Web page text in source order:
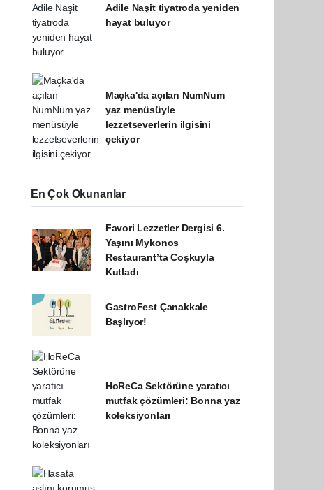
Adile Naşit tiyatroda yeniden
hayat buluyor
Maçka'da açılan NumNum
yaz menüsüyle
lezzetseverlerin ilgisini
çekiyor
En Çok Okunanlar
Favori Lezzetler Dergisi 6.
Yaşını Mykonos
Restaurant’ta Coşkuyla
Kutladı
GastroFest Çanakkale
Başlıyor!
HoReCa Sektörüne yaratıcı
mutfak çözümleri: Bonna yaz
koleksiyonları